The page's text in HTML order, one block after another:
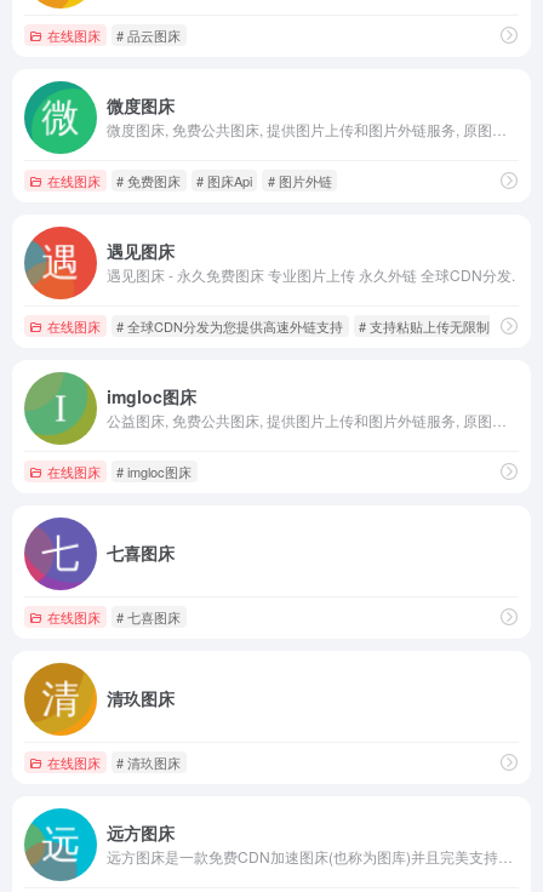
在线图床 # 品云图床
微度图床
在线图床 # 免费图床 # 图床Api # 图片外链
遇见图床
遇见图床 - 永久免费图床 专业图片上传 永久外链 全球CDN分发.
在线图床 # 全球CDN分发为您提供高速外链支持 # 支持粘贴上传无限制 # 遇
imgloc图床
在线图床 # imgloc图床
七喜图床
在线图床 # 七喜图床
清玖图床
在线图床 # 清玖图床
远方图床